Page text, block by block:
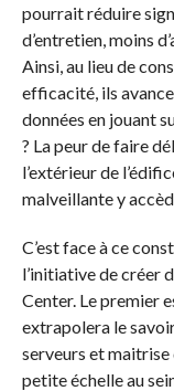
pourrait réduire
d’entretien, moins
Ainsi, au lieu de
efficacité, ils
données en jouant
? La peur de faire
l’extérieur de
malveillante y
C’est face à ce
l’initiative de créer
Center. Le premier
extrapolera le
serveurs et maitrise
petite échelle au